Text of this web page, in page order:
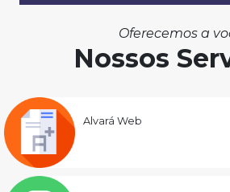
Oferecemos a
Nossos
Alvará Web